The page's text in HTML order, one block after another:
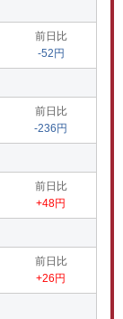
前日比
-52円
前日比
-236円
前日比
+48円
前日比
+26円